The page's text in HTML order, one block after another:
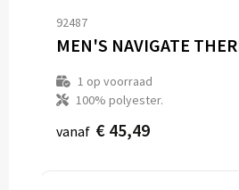
92487
1 op voorraad
100% polyester.
vanaf € 45,49